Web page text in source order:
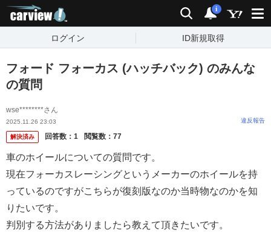
検索 通知
i
ログイン ID新規取得
フォード フォーカス (ハッチバック) のみんな
の質問
wse********さん
2025.11.26 23:03 違反報告
解決済み 回答数： 1 閲覧数： 77
車のホイールについての質問です。
現在フォーカスレーシングというメーカーのホイールを持
っているのですがこちらが復刻版なのか当時物なのかを知
りたいです。
判別する方法がありましたら教えて頂きたいです。